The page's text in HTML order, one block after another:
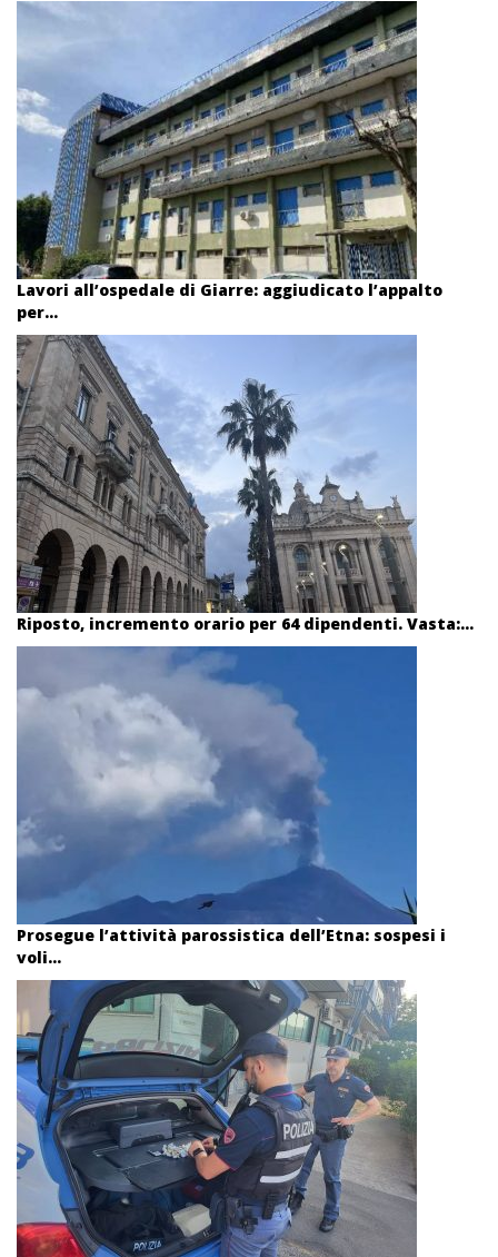
Lavori all’ospedale di Giarre: aggiudicato l’appalto
per...
Riposto, incremento orario per 64 dipendenti. Vasta:...
Prosegue l’attività parossistica dell’Etna: sospesi i
voli...